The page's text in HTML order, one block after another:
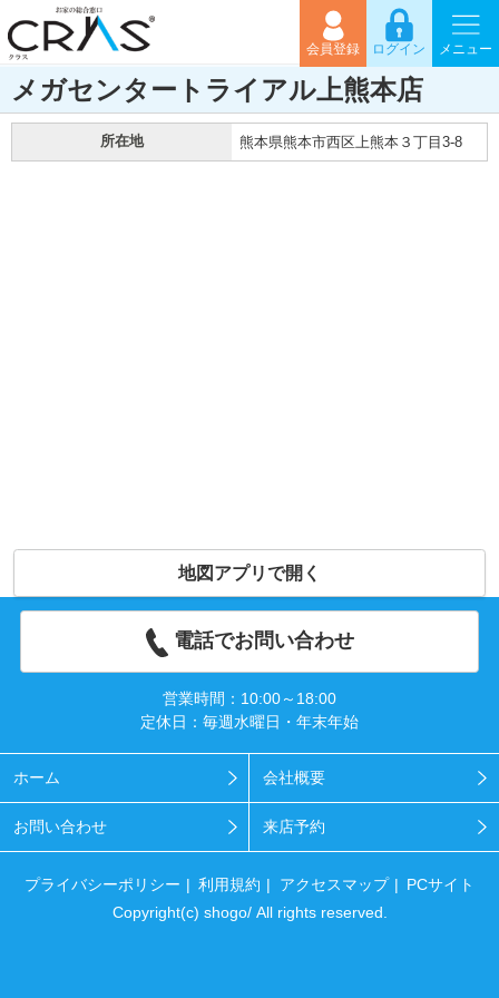
会員登録 ログイン メニュー
メガセンタートライアル上熊本店
所在地 熊本県熊本市西区上熊本３丁目3-8
地図アプリで開く
電話でお問い合わせ
営業時間：10:00～18:00
定休日：毎週水曜日・年末年始
ホーム 会社概要
お問い合わせ 来店予約
プライバシーポリシー 利用規約 アクセスマップ
PCサイト
Copyright(c) shogo/ All rights reserved.